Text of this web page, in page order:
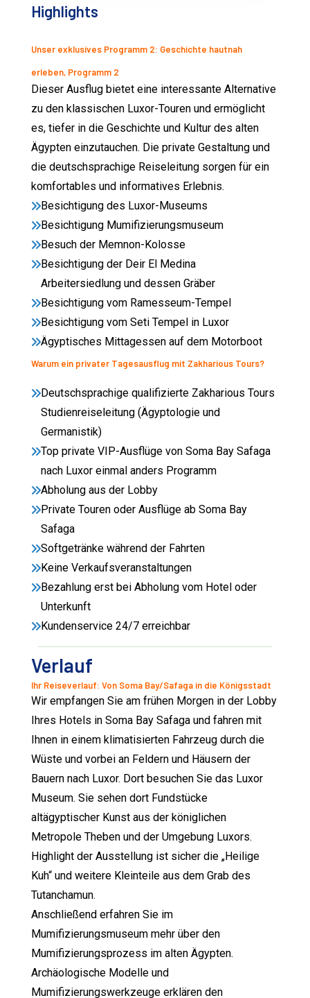
Highlights
Unser exklusives Programm 2: Geschichte hautnah
erleben, Programm 2
Dieser Ausflug bietet eine interessante Alternative
zu den klassischen Luxor-Touren und ermöglicht
es, tiefer in die Geschichte und Kultur des alten
Ägypten einzutauchen. Die private Gestaltung und
die deutschsprachige Reiseleitung sorgen für ein
komfortables und informatives Erlebnis.
Besichtigung des Luxor-Museums
Besichtigung Mumifizierungsmuseum
Besuch der Memnon-Kolosse
Besichtigung der Deir El Medina
Arbeitersiedlung und dessen Gräber
Besichtigung vom Ramesseum-Tempel
Besichtigung vom Seti Tempel in Luxor
Ägyptisches Mittagessen auf dem Motorboot
Warum ein privater Tagesausflug mit Zakharious Tours?
Deutschsprachige qualifizierte Zakharious Tours
Studienreiseleitung (Ägyptologie und
Germanistik)
Top private VIP-Ausflüge von Soma Bay Safaga
nach Luxor einmal anders Programm
Abholung aus der Lobby
Private Touren oder Ausflüge ab Soma Bay
Safaga
Softgetränke während der Fahrten
Keine Verkaufsveranstaltungen
Bezahlung erst bei Abholung vom Hotel oder
Unterkunft
Kundenservice 24/7 erreichbar
Verlauf
Ihr Reiseverlauf: Von Soma Bay/Safaga in die Königsstadt
Wir empfangen Sie am frühen Morgen in der Lobby
Ihres Hotels in Soma Bay Safaga und fahren mit
Ihnen in einem klimatisierten Fahrzeug durch die
Wüste und vorbei an Feldern und Häusern der
Bauern nach Luxor. Dort besuchen Sie das Luxor
Museum. Sie sehen dort Fundstücke
altägyptischer Kunst aus der königlichen
Metropole Theben und der Umgebung Luxors.
Highlight der Ausstellung ist sicher die „Heilige
Kuh“ und weitere Kleinteile aus dem Grab des
Tutanchamun.
Anschließend erfahren Sie im
Mumifizierungsmuseum mehr über den
Mumifizierungsprozess im alten Ägypten.
Archäologische Modelle und
Mumifizierungswerkzeuge erklären den